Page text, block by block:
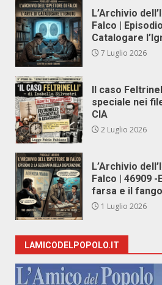
L’Archivio
Falco |
Catalogare
7 Luglio 2026
Il caso
speciale nei
CIA
2 Luglio 2026
L’Archivio
Falco | 46909 -
farsa e il fango
1 Luglio 2026
LAMICODELPOPOLO.IT